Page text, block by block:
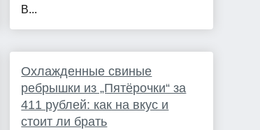
В...
Охлажденные свиные
ребрышки из „Пятёрочки“ за
411 рублей: как на вкус и
стоит ли брать